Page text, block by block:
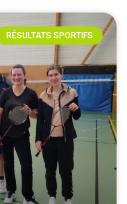
RÉSULTATS SPORTIFS